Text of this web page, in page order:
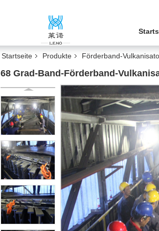
Startseite Produkte Förderband-
68 Grad-Band-Förderband-